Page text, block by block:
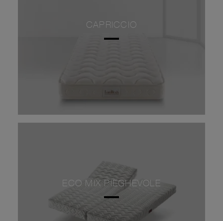
CAPRICCIO
ECO MIX PIEGHEVOLE